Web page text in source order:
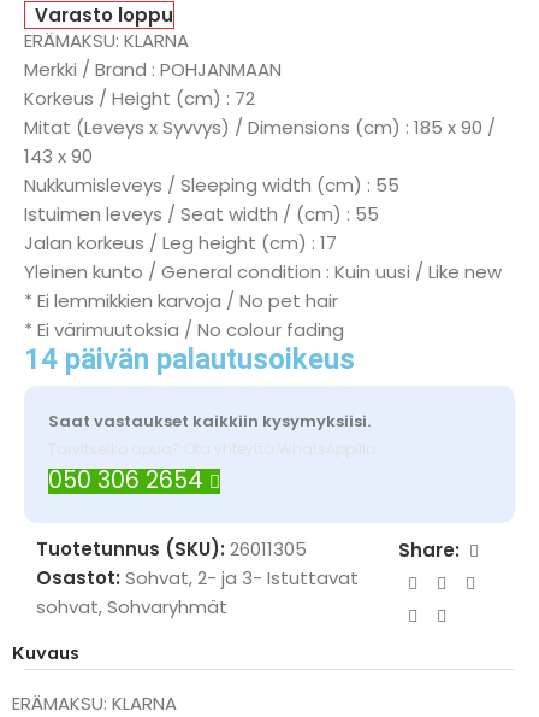
Varasto loppu
ERÄMAKSU: KLARNA
Merkki / Brand : POHJANMAAN
Korkeus / Height (cm) : 72
Mitat (Leveys x Syvvys) / Dimensions (cm) : 185 x 90 /
143 x 90
Nukkumisleveys / Sleeping width (cm) : 55
Istuimen leveys / Seat width / (cm) : 55
Jalan korkeus / Leg height (cm) : 17
Yleinen kunto / General condition : Kuin uusi / Like new
* Ei lemmikkien karvoja / No pet hair
* Ei värimuutoksia / No colour fading
14 päivän palautusoikeus
Saat vastaukset kaikkiin kysymyksiisi.
Tarvitsetko apua? Ota yhteyttä WhatsAppilla
050 306 2654
Tuotetunnus (SKU): 26011305
Osastot: Sohvat,2- ja 3- Istuttavat
sohvat,Sohvaryhmät
Share:
Kuvaus
ERÄMAKSU: KLARNA